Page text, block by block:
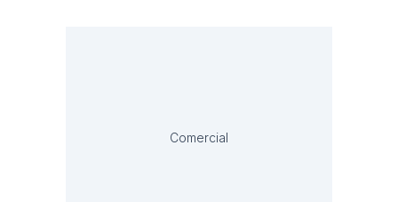
Comercial